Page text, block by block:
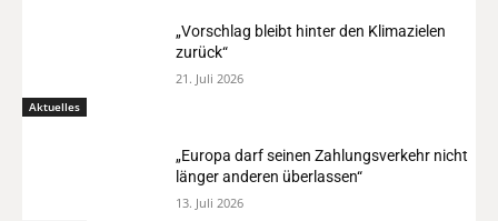
Aktuelles
„Vorschlag bleibt hinter den Klimazielen
zurück“
21. Juli 2026
„Europa darf seinen Zahlungsverkehr nicht
länger anderen überlassen“
13. Juli 2026